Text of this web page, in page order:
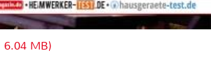
6.04 MB)